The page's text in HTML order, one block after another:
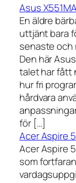
Asus X551MA
En äldre
uttjänt bara
senaste och
Den här
talet har fått
hur fri
hårdvara
för […]
Acer Aspire
Acer Aspire
som